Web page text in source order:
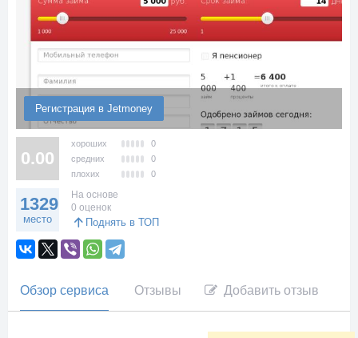
Регистрация в Jetmoney
0.00
хороших
0
средних
0
плохих
0
1329
место
На основе
0 оценок
Поднять в ТОП
Обзор сервиса Отзывы Добавить отзыв